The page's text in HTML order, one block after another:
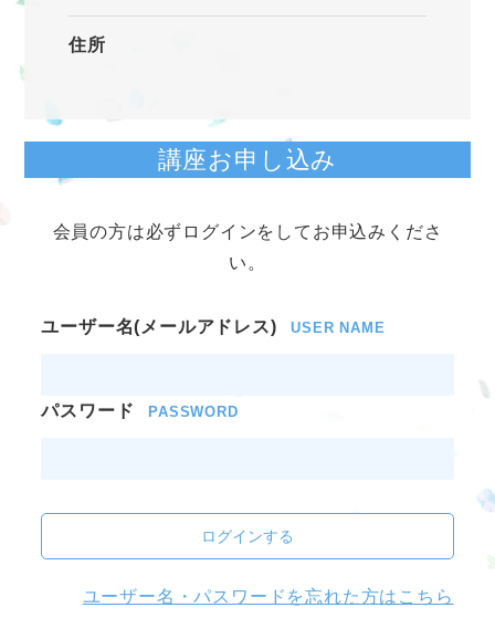
住所
講座お申し込み
会員の方は必ずログインをしてお申込みくださ
い。
ユーザー名(メールアドレス) USER NAME
パスワード PASSWORD
ログインする
ユーザー名・パスワードを忘れた方はこちら